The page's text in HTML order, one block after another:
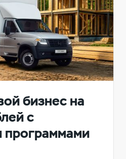
бизнес на
с